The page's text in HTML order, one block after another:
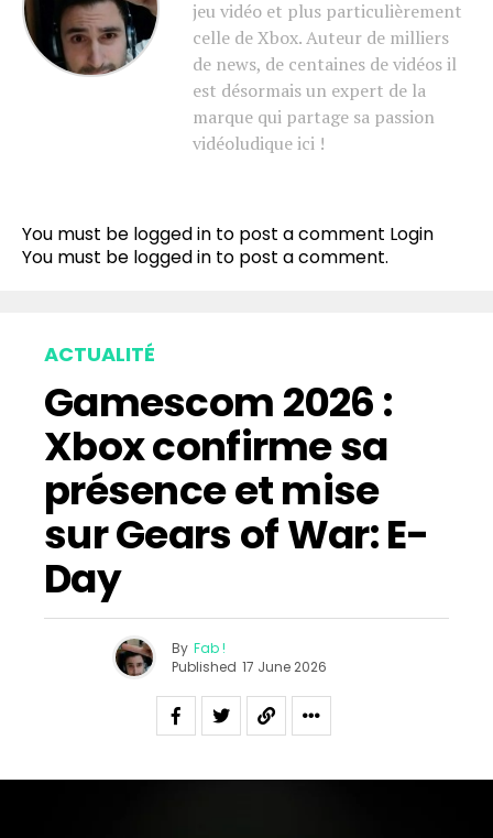
jeu vidéo et plus particulièrement
celle de Xbox. Auteur de milliers
de news, de centaines de vidéos il
est désormais un expert de la
marque qui partage sa passion
vidéoludique ici !
You must be logged in to post a comment Login
You must be logged in to post a comment.
ACTUALITÉ
Gamescom 2026 :
Xbox confirme sa
présence et mise
sur Gears of War: E-
Day
By Fab !
Published 17 June 2026